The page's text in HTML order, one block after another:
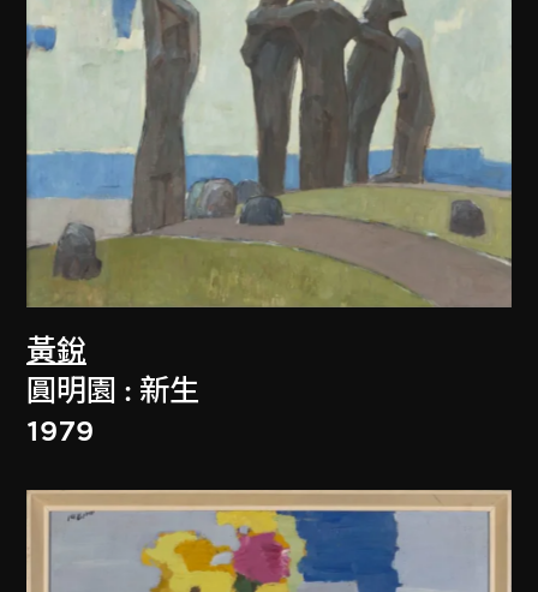
黃銳
圓明園 : 新生
1979